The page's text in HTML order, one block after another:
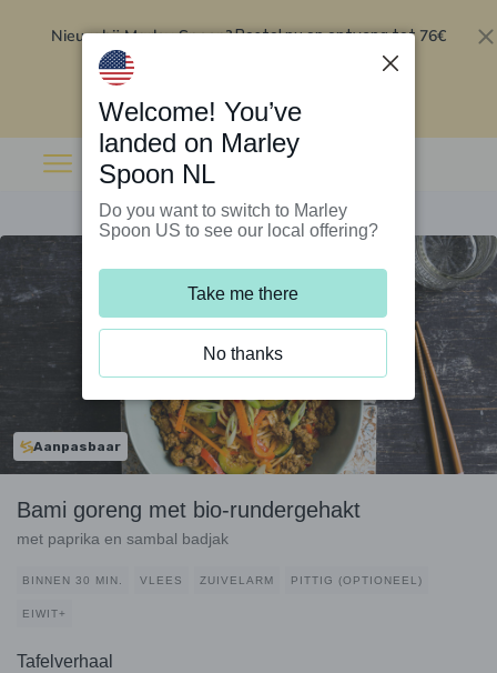
Nieuw bij Marley Spoon?Bestel nu en ontvang tot 76€
Aanpasbaar
Bami goreng met bio-rundergehakt
met paprika en sambal badjak
BINNEN 30 MIN. VLEES ZUIVELARM PITTIG (OPTIONEEL)
EIWIT+
Tafelverhaal
Welcome! You’ve
landed on Marley
Spoon NL
Do you want to switch to Marley
Spoon US to see our local offering?
Take me there
No thanks